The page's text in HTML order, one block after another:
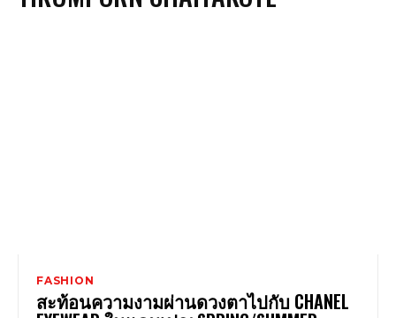
FASHION
สะท้อนความงามผ่านดวงตาไปกับ CHANEL